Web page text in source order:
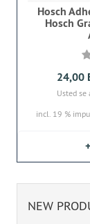
Hosch
Hosch
24,00
Usted se
incl. 19 %
NEW